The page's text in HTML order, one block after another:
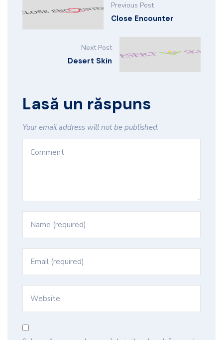
Previous Post
Close Encounter
Next Post
Desert Skin
Lasă un răspuns
Your email address will not be published.